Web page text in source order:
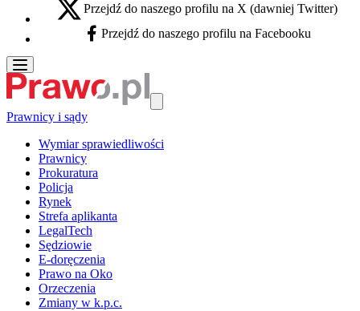
X - otwiera się w nowej karcie
Przejdź do naszego profilu na X (dawniej Twitter)
Facebook - otwiera się w nowej karcie
Przejdź do naszego profilu na Facebooku
Prawnicy i sądy
Wymiar sprawiedliwości
Prawnicy
Prokuratura
Policja
Rynek
Strefa aplikanta
LegalTech
Sędziowie
E-doręczenia
Prawo na Oko
Orzeczenia
Zmiany w k.p.c.